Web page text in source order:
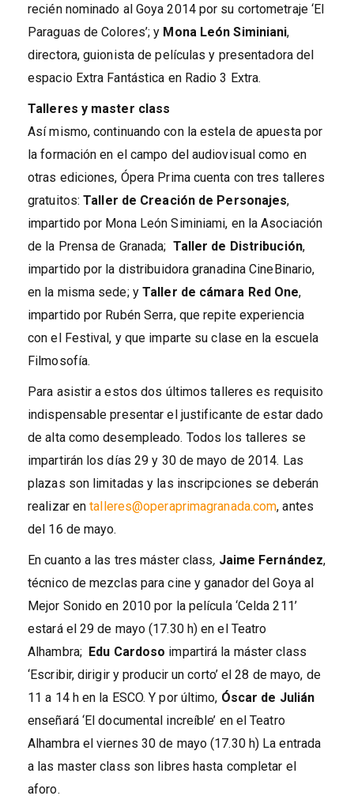
recién nominado al Goya 2014 por su cortometraje ‘El
Paraguas de Colores’; y Mona León Siminiani,
directora, guionista de películas y presentadora del
espacio Extra Fantástica en Radio 3 Extra.
Talleres y master class
Así mismo, continuando con la estela de apuesta por
la formación en el campo del audiovisual como en
otras ediciones, Ópera Prima cuenta con tres talleres
gratuitos:Taller de Creación de Personajes,
impartido por Mona León Siminiami, en la Asociación
de la Prensa de Granada; Taller de Distribución,
impartido por la distribuidora granadina CineBinario,
en la misma sede; y Taller de cámara Red One,
impartido por Rubén Serra, que repite experiencia
con el Festival, y que imparte su clase en la escuela
Filmosofía.
Para asistir a estos dos últimos talleres es requisito
indispensable presentar el justificante de estar dado
de alta como desempleado. Todos los talleres se
impartirán los días 29 y 30 de mayo de 2014. Las
plazas son limitadas y las inscripciones se deberán
realizar entalleres@operaprimagranada.com, antes
del 16 de mayo.
En cuanto a las tres máster class, Jaime Fernández,
técnico de mezclas para cine y ganador del Goya al
Mejor Sonido en 2010 por la película ‘Celda 211’
estará el 29 de mayo (17.30 h) en el Teatro
Alhambra; Edu Cardoso impartirá la máster class
‘Escribir, dirigir y producir un corto’ el 28 de mayo, de
11 a 14 h en la ESCO. Y por último, Óscar de Julián
enseñará ‘El documental increíble’ en el Teatro
Alhambra el viernes 30 de mayo (17.30 h) La entrada
a las master class son libres hasta completar el
aforo.